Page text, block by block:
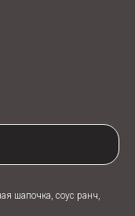
шапочка, соус ранч,